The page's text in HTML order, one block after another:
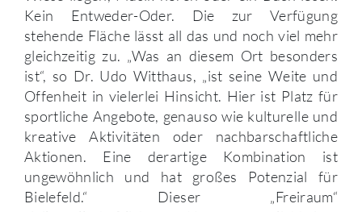
Kein Entweder-Oder. Die zur Verfügung
stehende Fläche lässt all das und noch viel mehr
gleichzeitig zu. „Was an diesem Ort besonders
ist“, so Dr. Udo Witthaus, „ist seine Weite und
Offenheit in vielerlei Hinsicht. Hier ist Platz für
sportliche Angebote, genauso wie kulturelle und
kreative Aktivitäten oder nachbarschaftliche
Aktionen. Eine derartige Kombination ist
ungewöhnlich und hat großes Potenzial für
Bielefeld.“ Dieser „Freiraum“